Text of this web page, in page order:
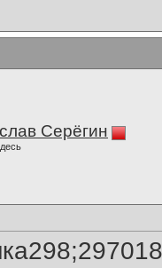
Серёгин